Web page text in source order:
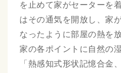
を止めて家がセーターを
はその通気を開放し、家
なったように部屋の熱を
家の各ポイントに自然の
「熱感知式形状記憶合金